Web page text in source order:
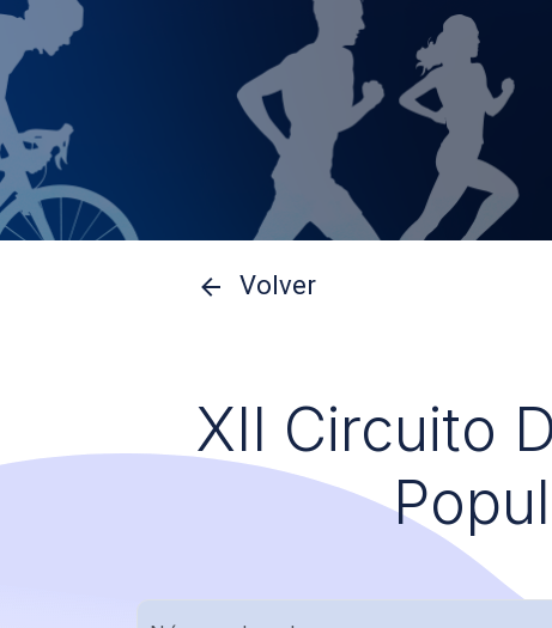
Volver
XII Circuito